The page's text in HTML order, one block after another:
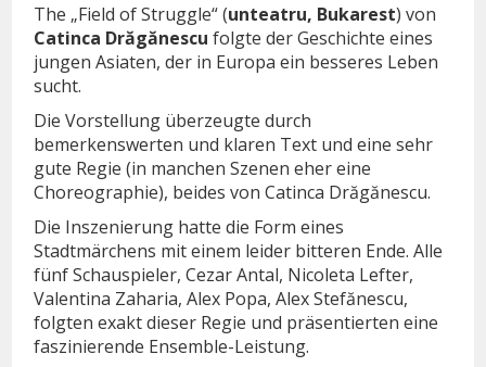
The „Field of Struggle“ (unteatru, Bukarest) von
Catinca Drăgănescu folgte der Geschichte eines
jungen Asiaten, der in Europa ein besseres Leben
sucht.
Die Vorstellung überzeugte durch
bemerkenswerten und klaren Text und eine sehr
gute Regie (in manchen Szenen eher eine
Choreographie), beides von Catinca Drăgănescu.
Die Inszenierung hatte die Form eines
Stadtmärchens mit einem leider bitteren Ende. Alle
fünf Schauspieler, Cezar Antal, Nicoleta Lefter,
Valentina Zaharia, Alex Popa, Alex Stefănescu,
folgten exakt dieser Regie und präsentierten eine
faszinierende Ensemble-Leistung.